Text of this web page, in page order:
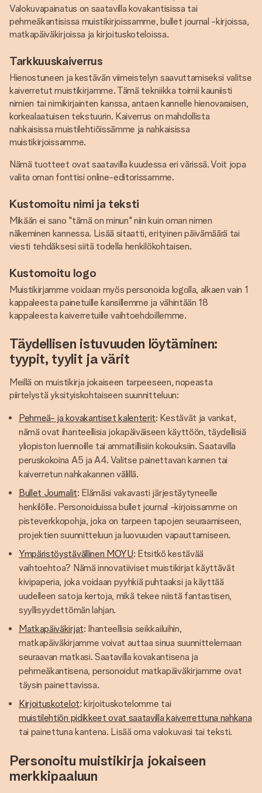
Valokuvapainatus on saatavilla kovakantisissa tai
pehmeäkantisissa muistikirjoissamme, bullet journal -kirjoissa,
matkapäiväkirjoissa ja kirjoituskoteloissa.
Tarkkuuskaiverrus
Hienostuneen ja kestävän viimeistelyn saavuttamiseksi valitse
kaiverretut muistikirjamme. Tämä tekniikka toimii kauniisti
nimien tai nimikirjainten kanssa, antaen kannelle hienovaraisen,
korkealaatuisen tekstuurin. Kaiverrus on mahdollista
nahkaisissa muistilehtiöissämme ja nahkaisissa
muistikirjoissamme.
Nämä tuotteet ovat saatavilla kuudessa eri värissä. Voit jopa
valita oman fonttisi online-editorissamme.
Kustomoitu nimi ja teksti
Mikään ei sano "tämä on minun" niin kuin oman nimen
näkeminen kannessa. Lisää sitaatti, erityinen päivämäärä tai
viesti tehdäksesi siitä todella henkilökohtaisen.
Kustomoitu logo
Muistikirjamme voidaan myös personoida logolla, alkaen vain 1
kappaleesta painetuille kansillemme ja vähintään 18
kappaleesta kaiverretuille vaihtoehdoillemme.
Täydellisen istuvuuden löytäminen:
tyypit, tyylit ja värit
Meillä on muistikirja jokaiseen tarpeeseen, nopeasta
piirtelystä yksityiskohtaiseen suunnitteluun:
Pehmeä- ja kovakantiset kalenterit: Kestävät ja vankat,
nämä ovat ihanteellisia jokapäiväiseen käyttöön, täydellisiä
yliopiston luennoille tai ammatillisiin kokouksiin. Saatavilla
peruskokoina A5 ja A4. Valitse painettavan kannen tai
kaiverretun nahkakannen välillä.
Bullet Journalit: Elämäsi vakavasti järjestäytyneelle
henkilölle. Personoiduissa bullet journal -kirjoissamme on
pisteverkkopohja, joka on tarpeen tapojen seuraamiseen,
projektien suunnitteluun ja luovuuden vapauttamiseen.
Ympäristöystävällinen MOYU: Etsitkö kestävää
vaihtoehtoa? Nämä innovatiiviset muistikirjat käyttävät
kivipaperia, joka voidaan pyyhkiä puhtaaksi ja käyttää
uudelleen satoja kertoja, mikä tekee niistä fantastisen,
syyllisyydettömän lahjan.
Matkapäiväkirjat: Ihanteellisia seikkailuihin,
matkapäiväkirjamme voivat auttaa sinua suunnittelemaan
seuraavan matkasi. Saatavilla kovakantisena ja
pehmeäkantisena, personoidut matkapäiväkirjamme ovat
täysin painettavissa.
Kirjoituskotelot: kirjoituskotelomme tai
muistilehtiön pidikkeet ovat saatavilla kaiverrettuna nahkana
tai painettuna kantena. Lisää oma valokuvasi tai teksti.
Personoitu muistikirja jokaiseen
merkkipaaluun